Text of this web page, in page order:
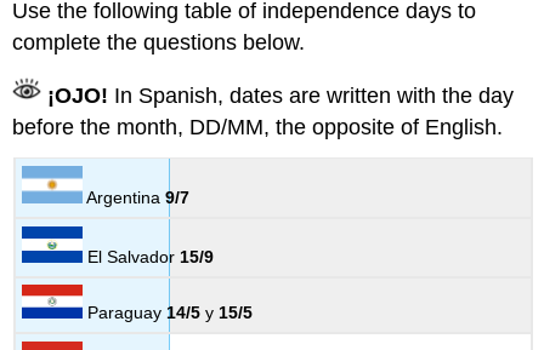
Use the following table of independence days to
complete the questions below.
¡OJO! In Spanish, dates are written with the day
before the month, DD/MM, the opposite of English.
Argentina9/7
El Salvador 15/9
Paraguay 14/5 y 15/5